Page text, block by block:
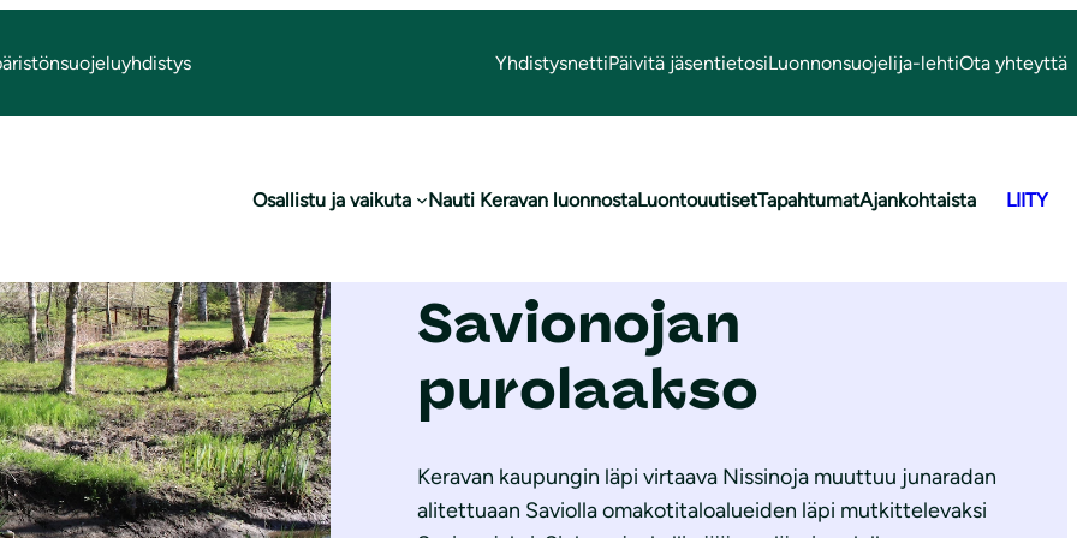
YhdistysnettiPäivitä jäsentietosiLuonnonsuojelija-lehtiOta yhteyttä
Osallistu ja vaikuta Nauti Keravan luonnostaLuontouutisetTapahtumatAjankohtaista LIITY
Savionojan
purolaakso
Keravan kaupungin läpi virtaava Nissinoja muuttuu junaradan
alitettuaan Saviolla omakotitaloalueiden läpi mutkittelevaksi